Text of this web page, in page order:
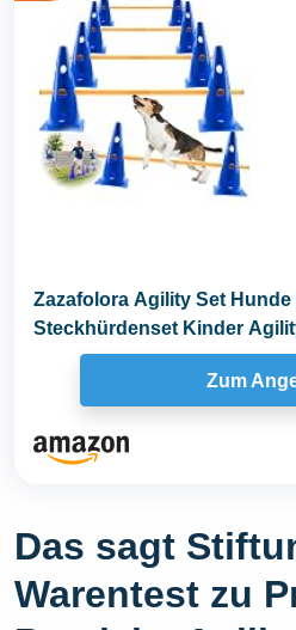
Zazafolora Agility Set
Steckhürdenset Kinder
Zum
Das sagt
Warentest zu